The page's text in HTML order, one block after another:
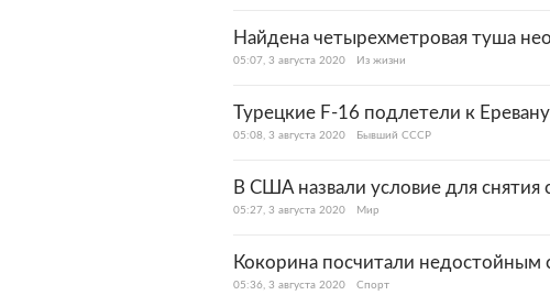
Найдена четырехметровая туша
05:07, 3 августа 2020 Из жизни
Турецкие F-16 подлетели к
05:08, 3 августа 2020 Бывший СССР
В США назвали условие для снятия
05:27, 3 августа 2020 Мир
Кокорина посчитали недостойным
05:36, 3 августа 2020 Спорт